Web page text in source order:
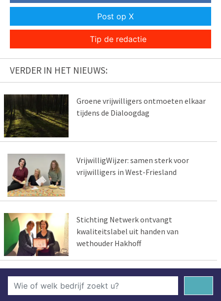
Post op X
Tip de redactie
VERDER IN HET NIEUWS:
Groene vrijwilligers ontmoeten elkaar
tijdens de Dialoogdag
VrijwilligWijzer: samen sterk voor
vrijwilligers in West-Friesland
Stichting Netwerk ontvangt
kwaliteitslabel uit handen van
wethouder Hakhoff